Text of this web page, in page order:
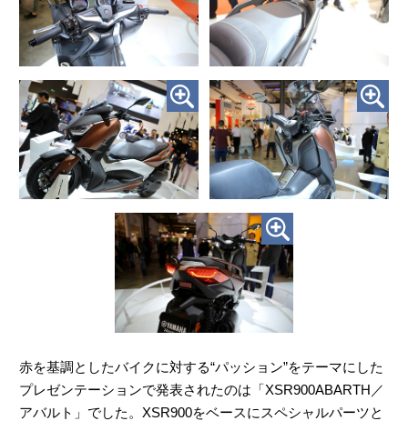
赤を基調としたバイクに対する“パッション”をテーマにした
プレゼンテーションで発表されたのは「XSR900ABARTH／
アバルト」でした。XSR900をベースにスペシャルパーツと